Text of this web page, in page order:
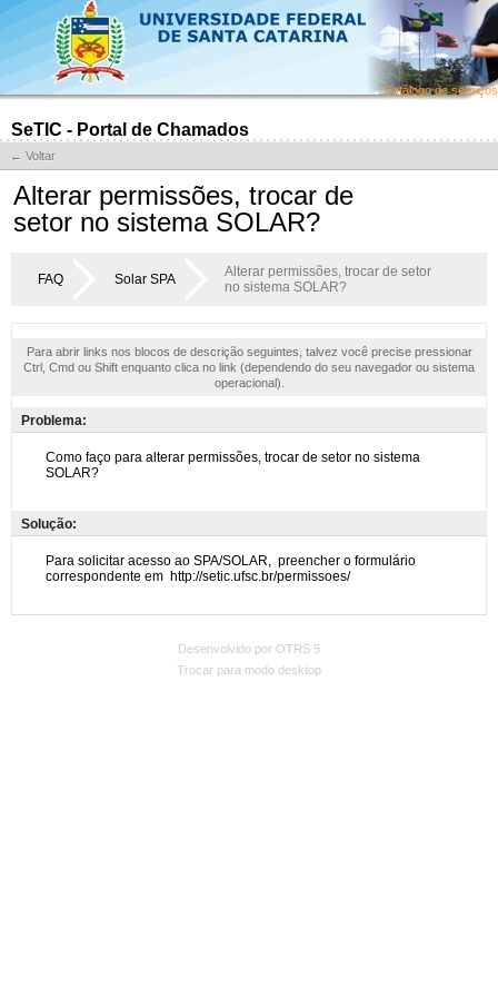
Catálogo de serviços
SeTIC - Portal de Chamados
← Voltar
Alterar permissões, trocar de
setor no sistema SOLAR?
FAQ Solar SPA
Alterar permissões, trocar de setor
no sistema SOLAR?
Para abrir links nos blocos de descrição seguintes, talvez você precise pressionar
Ctrl, Cmd ou Shift enquanto clica no link (dependendo do seu navegador ou sistema
operacional).
Problema:
Solução:
Desenvolvido por OTRS 5
Trocar para modo desktop